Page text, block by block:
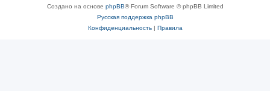
Создано на основе phpBB® Forum Software © phpBB Limited
Русская поддержка phpBB
Конфиденциальность| Правила